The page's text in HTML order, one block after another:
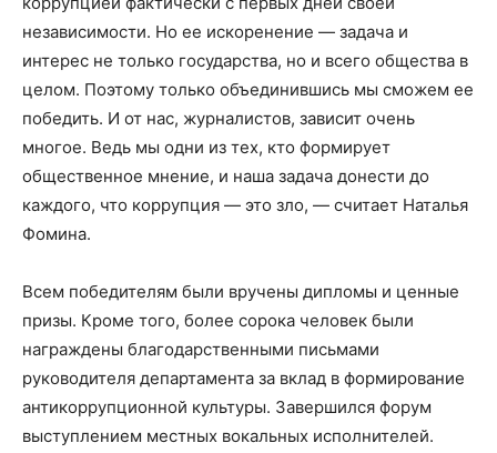
независимости. Но ее искоренение — задача и
интерес не только государства, но и всего общества в
целом. Поэтому только объединившись мы сможем ее
победить. И от нас, журналистов, зависит очень
многое. Ведь мы одни из тех, кто формирует
общественное мнение, и наша задача донести до
каждого, что коррупция — это зло, — считает Наталья
Фомина.
Всем победителям были вручены дипломы и ценные
призы. Кроме того, более сорока человек были
награждены благодарственными письмами
руководителя департамента за вклад в формирование
антикоррупционной культуры. Завершился форум
выступлением местных вокальных исполнителей.